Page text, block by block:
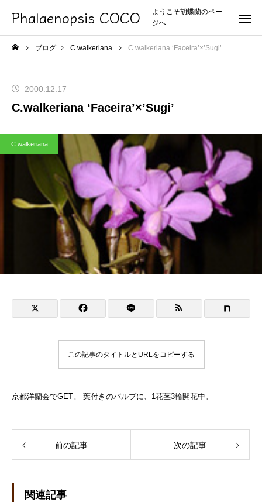
Phalaenopsis COCO
ようこそ胡蝶蘭のペー
ジへ
ブログ C.walkeriana C.walkeriana ‘Faceira’×’Sugi’
2000.12.17
C.walkeriana ‘Faceira’×’Sugi’
C.walkeriana
この記事のタイトルとURLをコピーする
京都洋蘭会でGET。 葉付きのバルブに、1花茎3輪開花中。
前の記事 次の記事
関連記事